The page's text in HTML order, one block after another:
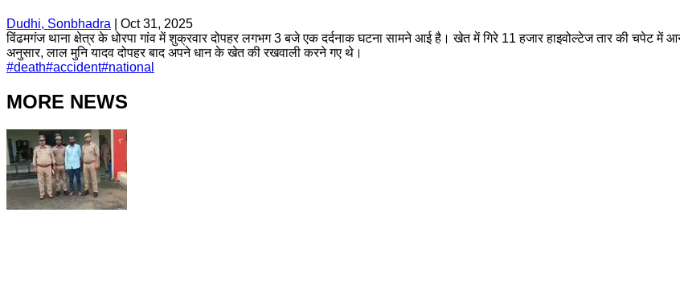
Dudhi, Sonbhadra
Oct 31, 2025
विंढमगंज थाना क्षेत्र के धोरपा गांव में शुक्रवार दोपहर लगभग 3 बजे एक दर्दनाक घटना सामने आई है। खेत में गिरे 11 हजार हाइवोल्टेज तार की चपेट में
अनुसार, लाल मुनि यादव दोपहर बाद अपने धान के खेत की रखवाली करने गए थे।
#death#accident#national
MORE NEWS